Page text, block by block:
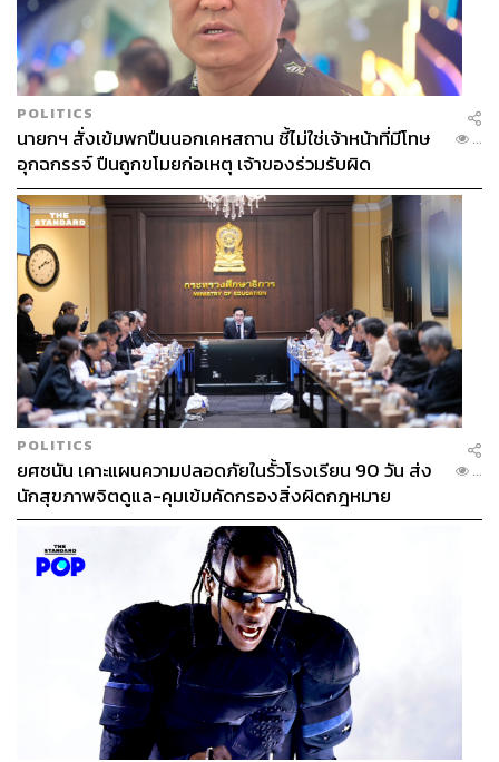
POLITICS
นายกฯ สั่งเข้มพกปืนนอกเคหสถาน ชี้ไม่ใช่เจ้าหน้าที่มีโทษ
อุกฉกรรจ์ ปืนถูกขโมยก่อเหตุ เจ้าของร่วมรับผิด
...
POLITICS
ยศชนัน เคาะแผนความปลอดภัยในรั้วโรงเรียน 90 วัน ส่ง
นักสุขภาพจิตดูแล-คุมเข้มคัดกรองสิ่งผิดกฎหมาย
...